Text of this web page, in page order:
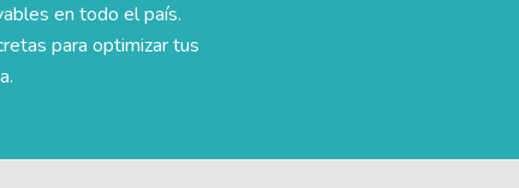
en todo el país.
para optimizar tus